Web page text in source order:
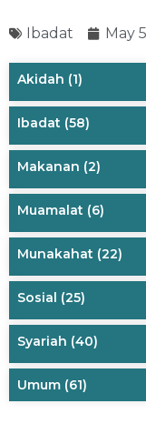
Ibadat May
Akidah (1)
Ibadat (58)
Makanan (2)
Muamalat (6)
Munakahat (22)
Sosial (25)
Syariah (40)
Umum (61)